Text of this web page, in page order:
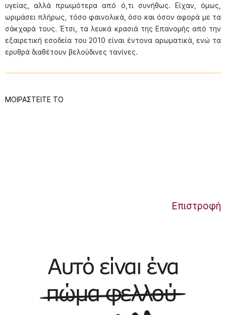
υγείας, αλλά πρωιμότερα από ό,τι συνήθως. Είχαν, όμως,
ωριμάσει πλήρως, τόσο φαινολικά, όσο και όσον αφορά με τα
σάκχαρά τους. Έτσι, τα λευκά κρασιά της Επανομής από την
εξαιρετική εσοδεία του 2010 είναι έντονα αρωματικά, ενώ τα
ερυθρά διαθέτουν βελούδινες τανίνες.
ΜΟΙΡΑΣΤΕΙΤΕ ΤΟ
Επιστροφή